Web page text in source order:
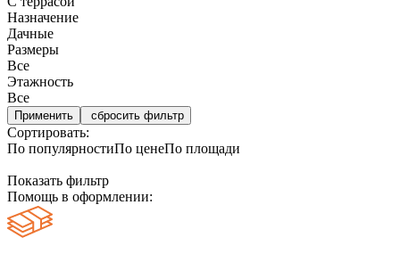
Назначение
Дачные
Размеры
Все
Этажность
Все
сбросить фильтр
Сортировать:
По популярностиПо ценеПо площади
Показать фильтр
Помощь в оформлении: